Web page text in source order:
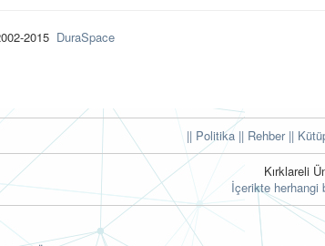
2015 DuraSpace
|| Politika || Rehber||
Kırklareli
İçerikte herhangi